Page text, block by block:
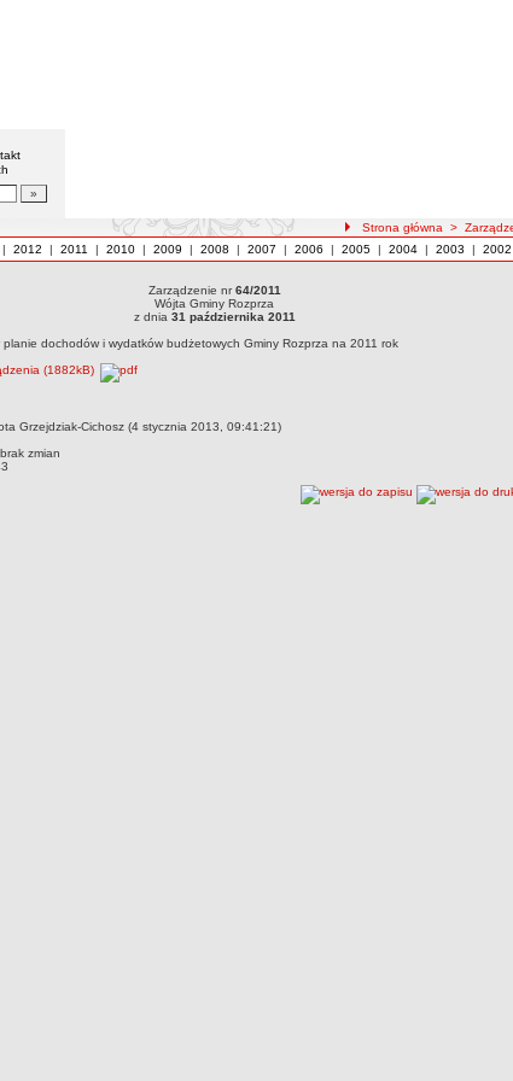
Strona główna >
| 2012 | 2011 | 2010| 2009 | 2008 | 2007 | 2006 | 2005| 2004| 2003 | 2002
Zarządzenie nr64/2011
Wójta Gminy Rozprza
z dnia 31 października 2011
planie dochodów i wydatków budżetowych Gminy Rozprza na 2011 rok
(1882kB)
Grzejdziak-Cichosz (4 stycznia 2013, 09:41:21)
brak zmian